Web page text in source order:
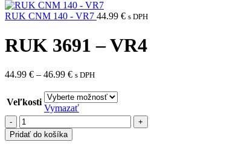
44.99 €.32.90 €.
RUK CNM 140 - VR7 44.99 € s DPH
RUK 3691 – VR4
44.99 € – 46.99 €Price
44.99 €
through
46.99 €
s DPH
Veľkosti
Vymazať
množstvo
RUK
3691
Pridať do košíka